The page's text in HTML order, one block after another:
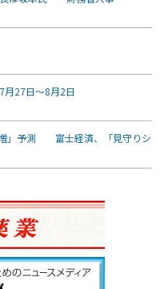
27日～8月2日
増」予測 富士経済、「見守りシ